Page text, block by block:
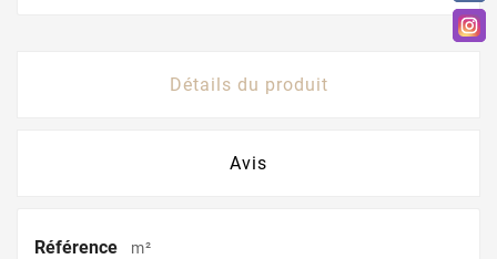
Détails du produit
Avis
Référence m²